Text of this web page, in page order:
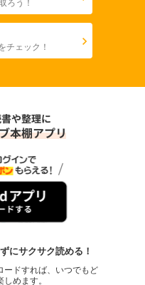
チェック！
にサクサク読める！
ードすれば、いつでもど
めます。